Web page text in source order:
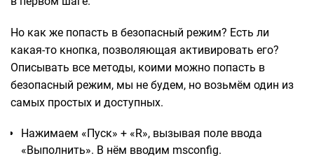
Но как же попасть в безопасный режим? Есть ли
какая-то кнопка, позволяющая активировать его?
Описывать все методы, коими можно попасть в
безопасный режим, мы не будем, но возьмём один из
самых простых и доступных.
Нажимаем «Пуск» + «R», вызывая поле ввода
«Выполнить». В нём вводим msconfig.